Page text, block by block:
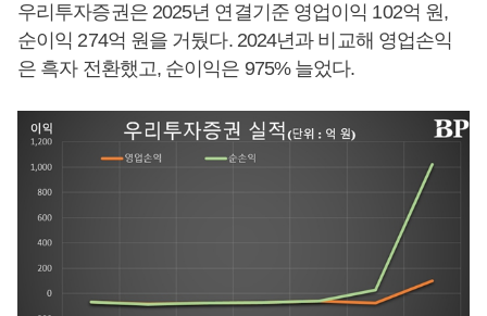
우리투자증권은 2025년 연결기준 영업이익 102억 원,
순이익 274억 원을 거뒀다. 2024년과 비교해 영업손익
은 흑자 전환했고, 순이익은 975% 늘었다.